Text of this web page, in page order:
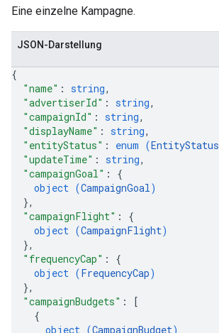
Eine einzelne Kampagne.
JSON-Darstellung
{
"name" : string,
"advertiserId" : string,
"campaignId" : string,
"displayName" : string,
"entityStatus" : enum (EntityStatus
"updateTime" : string,
"campaignGoal" : {
object (CampaignGoal)
},
"campaignFlight" : {
object (CampaignFlight)
},
"frequencyCap" : {
object (FrequencyCap)
},
"campaignBudgets" :
[
{
object (CampaignBudget)